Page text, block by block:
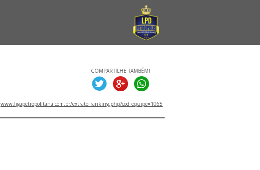
COMPARTILHE TAMBÉM!
www.ligapetropolitana.com.br/extrato_ranking.php?cod_equipe=1065